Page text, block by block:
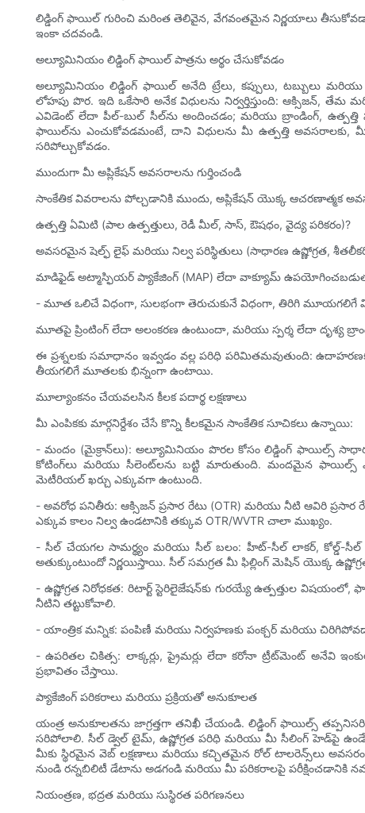
లిడ్డింగ్ ఫాయిల్ గురించి మరింత తెలివైన, వేగవంతమైన నిర్ణయాలు
ఇంకా చదవండి.
అల్యూమినియం లిడ్డింగ్ ఫాయిల్ పాత్రను అర్థం చేసుకోవడం
అల్యూమినియం లిడ్డింగ్ ఫాయిల్ అనేది ట్రేలు, కప్పులు, టబ్బులు
లోహపు పొర. ఇది ఒకేసారి అనేక విధులను నిర్వర్తిస్తుంది: ఆక్సిజన్, తేమ
ఎవిడెంట్ లేదా పీల్-బుల్ సీల్‌ను అందించడం; మరియు బ్రాండింగ్,
ఫాయిల్‌ను ఎంచుకోవడమంటే, దాని విధులను మీ ఉత్పత్తి అవసరాలకు, మీ
సరిపోల్చుకోవడం.
ముందుగా మీ అప్లికేషన్ అవసరాలను గుర్తించండి
సాంకేతిక వివరాలను పోల్చడానికి ముందు, అప్లికేషన్ యొక్క ఆచరణాత్మక
ఉత్పత్తి ఏమిటి (పాల ఉత్పత్తులు, రెడీ మీల్, సాస్, ఔషధం, వైద్య పరికరం)?
అవసరమైన షెల్ఫ్ లైఫ్ మరియు నిల్వ పరిస్థితులు (సాధారణ ఉష్ణోగ్రత,
మాడిఫైడ్ అట్మాస్ఫియర్ ప్యాకేజింగ్ (MAP) లేదా వాక్యూమ్
- మూత ఒలిచే విధంగా, సులభంగా తెరుచుకునే విధంగా, తిరిగి
మూతపై ప్రింటింగ్ లేదా అలంకరణ ఉంటుందా, మరియు స్పర్శ లేదా దృశ్య
ఈ ప్రశ్నలకు సమాధానం ఇవ్వడం వల్ల పరిధి పరిమితమవుతుంది:
తీయగలిగే మూతలకు భిన్నంగా ఉంటాయి.
మూల్యాంకనం చేయవలసిన కీలక పదార్థ లక్షణాలు
మీ ఎంపికకు మార్గనిర్దేశం చేసే కొన్ని కీలకమైన సాంకేతిక సూచికలు ఉన్నాయి:
- మందం (మైక్రాన్‌లు): అల్యూమినియం పొరల కోసం లిడ్డింగ్ ఫాయిల్స్
కోటింగ్‌లు మరియు సీలెంట్‌లను బట్టి మారుతుంది. మందమైన ఫాయిల్స్
మెటీరియల్ ఖర్చు ఎక్కువగా ఉంటుంది.
- అవరోధ పనితీరు: ఆక్సిజన్ ప్రసార రేటు (OTR) మరియు నీటి ఆవిరి ప్రసార
ఎక్కువ కాలం నిల్వ ఉండటానికి తక్కువ OTR/WVTR చాలా ముఖ్యం.
- సీల్ చేయగల సామర్థ్యం మరియు సీల్ బలం: హీట్-సీల్ లాకర్, కోల్డ్-
అతుక్కుంటుందో నిర్ణయిస్తాయి. సీల్ సమగ్రత మీ ఫిల్లింగ్ మెషిన్ యొక్క
- ఉష్ణోగ్రత నిరోధకత: రిటార్ట్ స్టెరిలైజేషన్‌కు గురయ్యే ఉత్పత్తుల
నీటిని తట్టుకోవాలి.
- యాంత్రిక మన్నిక: పంపిణీ మరియు నిర్వహణకు పంక్చర్ మరియు
- ఉపరితల చికిత్స: లాక్కర్లు, ప్రైమర్లు లేదా కరోనా ట్రీట్‌మెంట్ అనేవి
ప్రభావితం చేస్తాయి.
ప్యాకేజింగ్ పరికరాలు మరియు ప్రక్రియతో అనుకూలత
యంత్ర అనుకూలతను జాగ్రత్తగా తనిఖీ చేయండి. లిడ్డింగ్ ఫాయిల్స్
సరిపోలాలి. సీల్ డ్వెల్ టైమ్, ఉష్ణోగ్రత పరిధి మరియు మీ సీలింగ్ హెడ్‌పై
మీకు స్థిరమైన వెబ్ లక్షణాలు మరియు కచ్చితమైన రోల్ టాలరెన్స్‌లు
నుండి రన్నబిలిటీ డేటాను అడగండి మరియు మీ పరికరాలపై పరీక్షించడానికి
నియంత్రణ, భద్రత మరియు సుస్థిరత పరిగణనలు